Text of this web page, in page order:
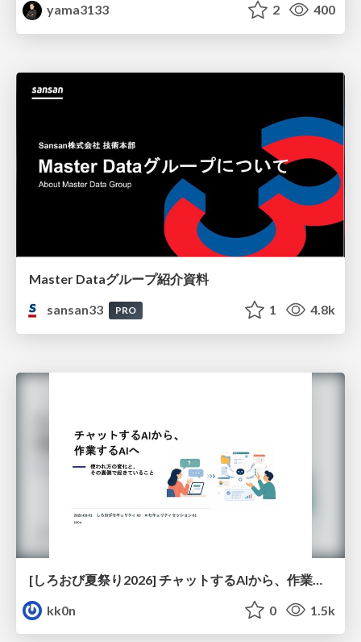
yama3133
2 400
Master Dataグループ紹介資料
sansan33
PRO 1 4.8k
kk0n
0 1.5k